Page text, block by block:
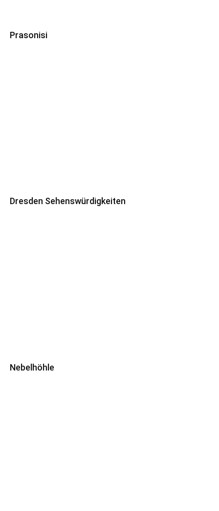
Prasonisi
Dresden Sehenswürdigkeiten
Nebelhöhle